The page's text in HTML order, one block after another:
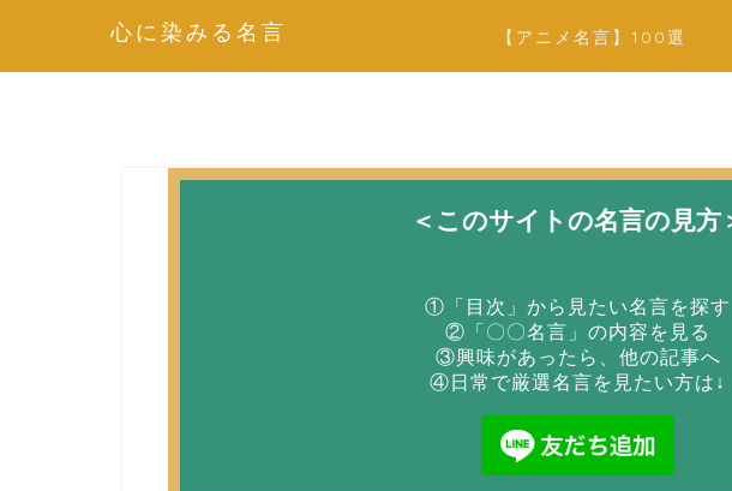
心に染みる名言 【アニメ名言】100選
＜このサイトの名言の見方
①「目次」から見たい名言を探す
②「〇〇名言」の内容を見る
③興味があったら、他の記事へ
④日常で厳選名言を見たい方は↓